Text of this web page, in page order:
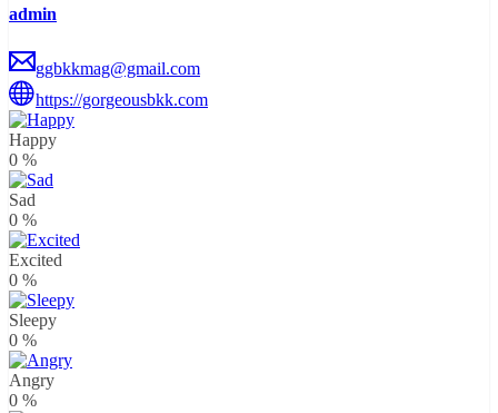
admin
ggbkkmag@gmail.com
https://gorgeousbkk.com
Happy
0 %
Sad
0 %
Excited
0 %
Sleepy
0 %
Angry
0 %